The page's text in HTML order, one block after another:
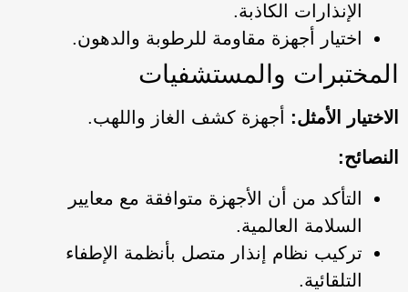
الإنذارات الكاذبة.
اختيار أجهزة مقاومة للرطوبة والدهون.
المختبرات والمستشفيات
الاختيار الأمثل: أجهزة كشف الغاز واللهب.
النصائح:
التأكد من أن الأجهزة متوافقة مع معايير
السلامة العالمية.
تركيب نظام إنذار متصل بأنظمة الإطفاء
التلقائية.